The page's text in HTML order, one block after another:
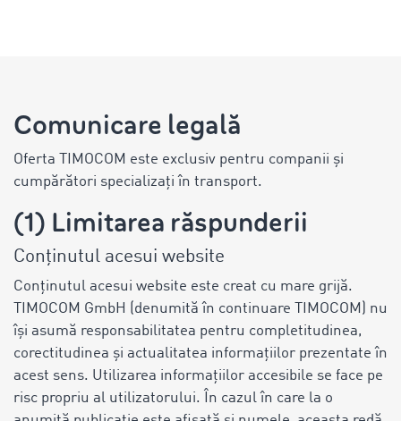
Comunicare legală
Oferta TIMOCOM este exclusiv pentru companii și
cumpărători specializați în transport.
(1) Limitarea răspunderii
Conținutul acesui website
Conținutul acesui website este creat cu mare grijă.
TIMOCOM GmbH (denumită în continuare TIMOCOM) nu
își asumă responsabilitatea pentru completitudinea,
corectitudinea și actualitatea informațiilor prezentate în
acest sens. Utilizarea informațiilor accesibile se face pe
risc propriu al utilizatorului. În cazul în care la o